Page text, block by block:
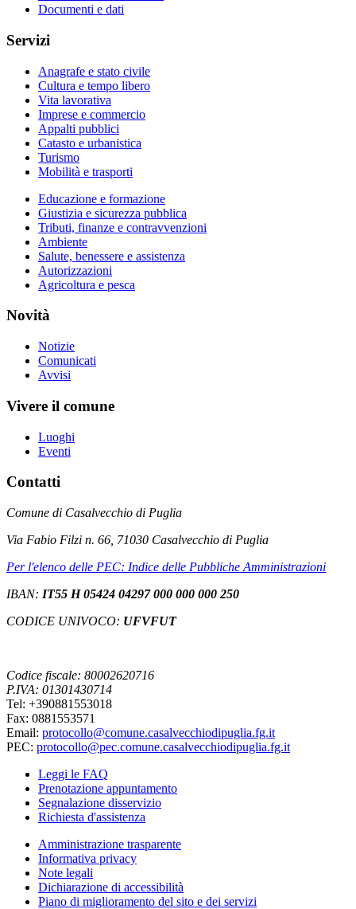
Documenti e dati
Servizi
Anagrafe e stato civile
Cultura e tempo libero
Vita lavorativa
Imprese e commercio
Appalti pubblici
Catasto e urbanistica
Turismo
Mobilità e trasporti
Educazione e formazione
Giustizia e sicurezza pubblica
Tributi, finanze e contravvenzioni
Ambiente
Salute, benessere e assistenza
Autorizzazioni
Agricoltura e pesca
Novità
Notizie
Comunicati
Avvisi
Vivere il comune
Luoghi
Eventi
Contatti
Comune di Casalvecchio di Puglia
Via Fabio Filzi n. 66, 71030 Casalvecchio di Puglia
Per l'elenco delle PEC: Indice delle Pubbliche Amministrazioni
IBAN: IT55 H 05424 04297 000 000 000 250
CODICE UNIVOCO: UFVFUT
Codice fiscale: 80002620716
P.IVA: 01301430714
Tel: +390881553018
Fax: 0881553571
Email: protocollo@comune.casalvecchiodipuglia.fg.it
PEC: protocollo@pec.comune.casalvecchiodipuglia.fg.it
Leggi le FAQ
Prenotazione appuntamento
Segnalazione disservizio
Richiesta d'assistenza
Amministrazione trasparente
Informativa privacy
Note legali
Dichiarazione di accessibilità
Piano di miglioramento del sito e dei servizi